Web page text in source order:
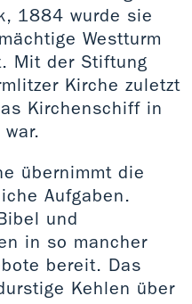
1884 wurde sie
Westturm
Mit der Stiftung
Kirche zuletzt
Kirchenschiff in
übernimmt die
Aufgaben.
und
in so mancher
bereit. Das
Kehlen über